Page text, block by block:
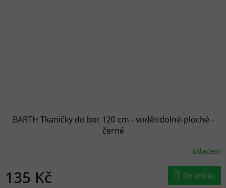
BARTH Tkaničky do bot 120 cm - voděodolné-ploché -
černé
Skladem
135 Kč Do košíku